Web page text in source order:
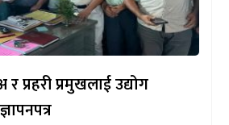
प्रहरी प्रमुखलाई उद्योग